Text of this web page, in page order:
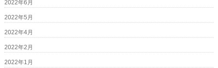
2022年6月
2022年5月
2022年4月
2022年2月
2022年1月